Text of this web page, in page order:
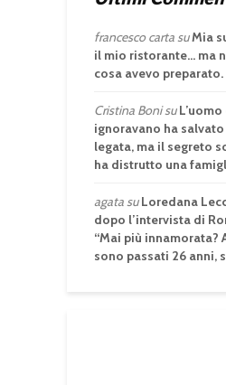
francesco cartasuMia
il mio ristorante… ma
cosa avevo preparato.
Cristina Bonisu
ignoravano ha
legata, ma il segreto
ha distrutto una
agatasuLoredana
dopo l’intervista di
“Mai più innamorata?
sono passati 26 anni,